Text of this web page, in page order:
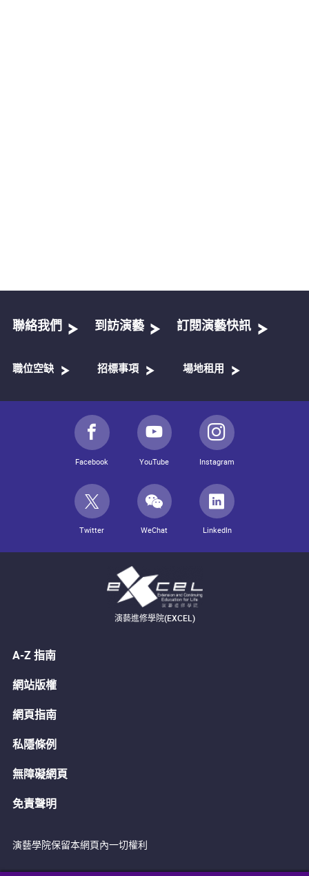
聯絡我們 到訪演藝 訂閱演藝快訊
職位空缺 招標事項 場地租用
Facebook YouTube Instagram
Twitter WeChat LinkedIn
演藝進修學院(EXCEL)
A-Z 指南
網站版權
網頁指南
私隱條例
無障礙網頁
免責聲明
演藝學院保留本網頁內一切權利